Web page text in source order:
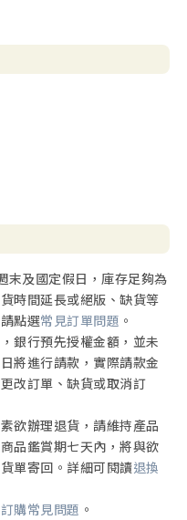
末及國定假日，庫存足夠為
時間延長或絕版、缺貨等
點選常見訂單問題 。
銀行預先授權金額，並未
將進行請款，實際請款金
改訂單、缺貨或取消訂
欲辦理退貨，請維持產品
品鑑賞期七天內，將與欲
單寄回。詳細可閱讀退換
購常見問題 。